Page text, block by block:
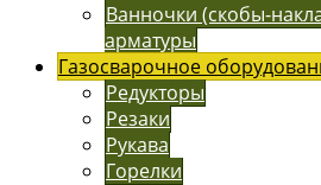
Ванночки (скобы-
арматуры
Газосварочное
Редукторы
Резаки
Рукава
Горелки